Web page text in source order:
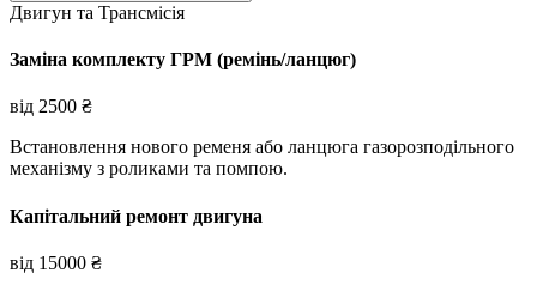
Двигун та Трансмісія
Заміна комплекту ГРМ (ремінь/ланцюг)
від 2500 ₴
Встановлення нового ременя або ланцюга газорозподільного
механізму з роликами та помпою.
Капітальний ремонт двигуна
від 15000 ₴